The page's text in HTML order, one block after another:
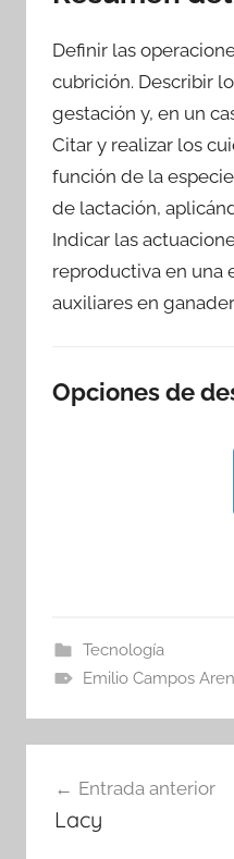
Definir las
cubrición. Describir
gestación y, en un
Citar y realizar los
función de la
de lactación,
Indicar las
reproductiva en una
auxiliares en
Opciones de
Tecnología
Emilio Campos
de
entradas
Entrada anterior
Lacy